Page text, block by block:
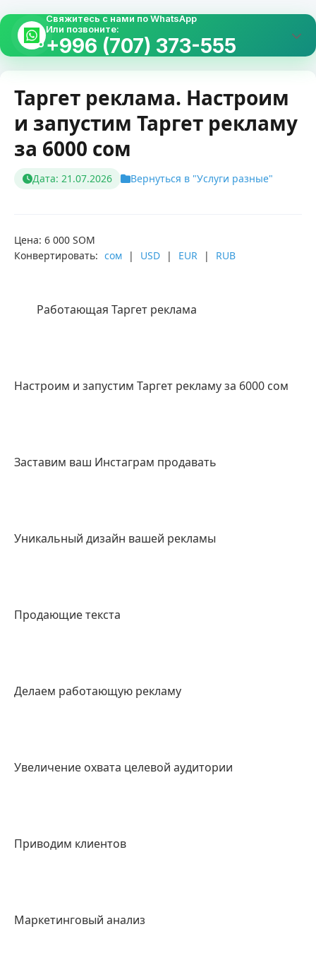
Свяжитесь с нами по WhatsApp
Или позвоните:
+996 (707) 373-555
Таргет реклама. Настроим
и запустим Таргет рекламу
за 6000 сом
Дата: 21.07.2026 Вернуться в "Услуги разные"
Цена: 6 000 SOM
Конвертировать: сом | USD | EUR | RUB
        Работающая Таргет реклама
Настроим и запустим Таргет рекламу за 6000 сом
Заставим ваш Инстаграм продавать
Уникальный дизайн вашей рекламы
Продающие текста
Делаем работающую рекламу
Увеличение охвата целевой аудитории
Приводим клиентов
Маркетинговый анализ